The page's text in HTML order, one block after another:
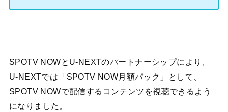
SPOTV NOWとU-NEXTのパートナーシップにより、
U-NEXTでは「SPOTV NOW月額パック」として、
SPOTV NOWで配信するコンテンツを視聴できるよう
になりました。